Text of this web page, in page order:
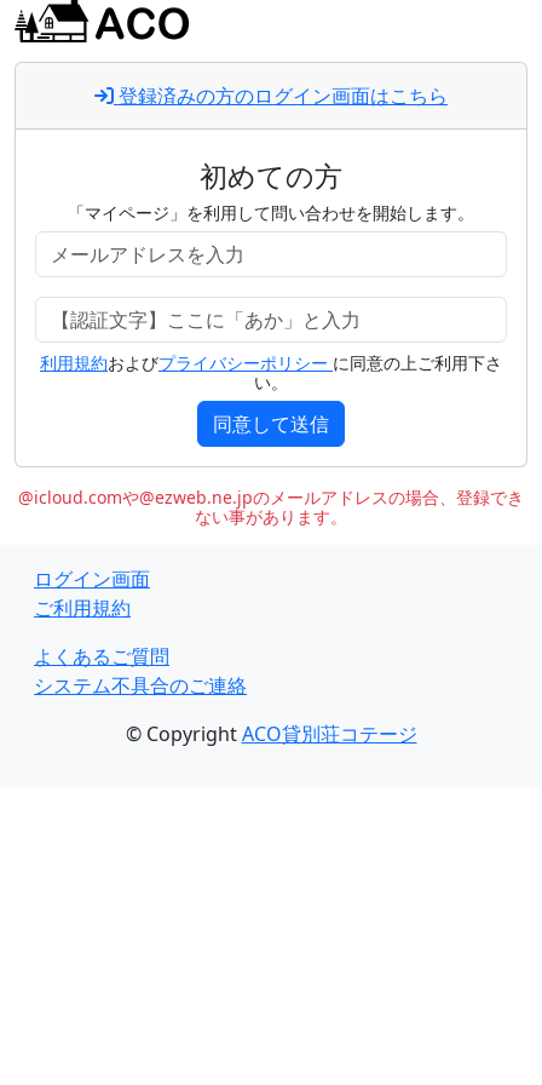
登録済みの方のログイン画面はこちら
初めての方
「マイページ」を利用して問い合わせを開始します。
利用規約およびプライバシーポリシー に同意の上ご利用下さ
い。
同意して送信
@icloud.comや@ezweb.ne.jpのメールアドレスの場合、登録でき
ない事があります。
ログイン画面
ご利用規約
よくあるご質問
システム不具合のご連絡
© CopyrightACO貸別荘コテージ